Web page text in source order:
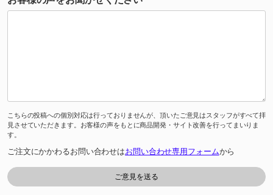
こちらの投稿への個別対応は行っておりませんが、頂いたご意見はスタッフがすべて拝
見させていただきます。お客様の声をもとに商品開発・サイト改善を行ってまいりま
す。
ご注文にかかわるお問い合わせはお問い合わせ専用フォームから